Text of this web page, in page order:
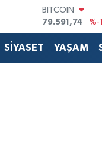
DOLAR
45,43620
EURO
53,38690
SİYASET YAŞAM